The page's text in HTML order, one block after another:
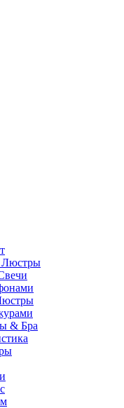
Люстры
& Бра